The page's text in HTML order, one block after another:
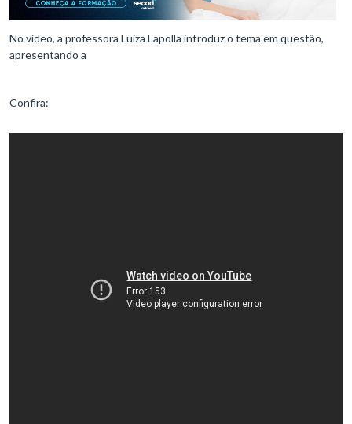
No vídeo, a professora Luiza Lapolla introduz o tema em questão,
apresentando a
Confira: